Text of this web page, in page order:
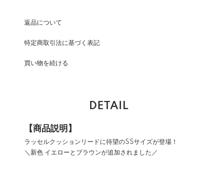
返品について
特定商取引法に基づく表記
買い物を続ける
DETAIL
【商品説明】
ラッセルクッションリードに待望のSSサイズが登場！
＼新色 イエローとブラウンが追加されました／